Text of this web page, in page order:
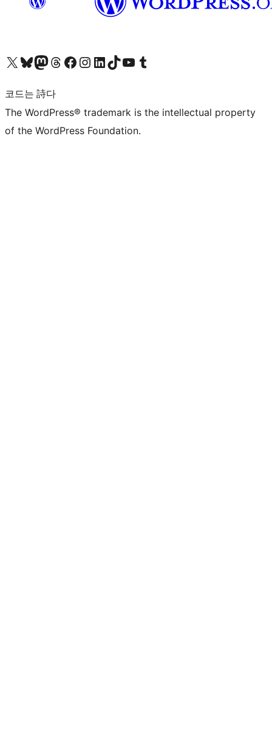
X(이전 트위터) 계정 방문하기블루스카이 계정 방문하기마스토돈 계정 방문하기스레드 계정 방문하기 페이스북 페이지 방문하기인스타그램 계정 방문하기 LinkedIn 계정 방문하기틱톡 계정 방문하기유튜브 채널 방문하기 텀블러 계정 방문하기
코드는 詩다
The WordPress® trademark is the intellectual property
of the WordPress Foundation.